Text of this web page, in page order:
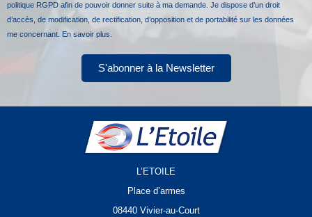
politique RGPD afin de pouvoir donner suite à ma demande. Je dispose d’un droit
d’accès, de modification, de rectification, d’opposition et de portabilité sur les données
me concernant. En savoir plus.
S'abonner à la Newsletter
L’ETOILE
Place d’armes
08440 Vivier-au-Court